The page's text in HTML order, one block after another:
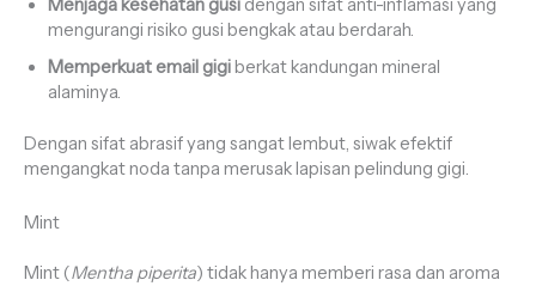
Menjaga kesehatan gusi dengan sifat anti-inflamasi yang
mengurangi risiko gusi bengkak atau berdarah.
Memperkuat email gigi berkat kandungan mineral
alaminya.
Dengan sifat abrasif yang sangat lembut, siwak efektif
mengangkat noda tanpa merusak lapisan pelindung gigi.
Mint
Mint (Mentha piperita) tidak hanya memberi rasa dan aroma